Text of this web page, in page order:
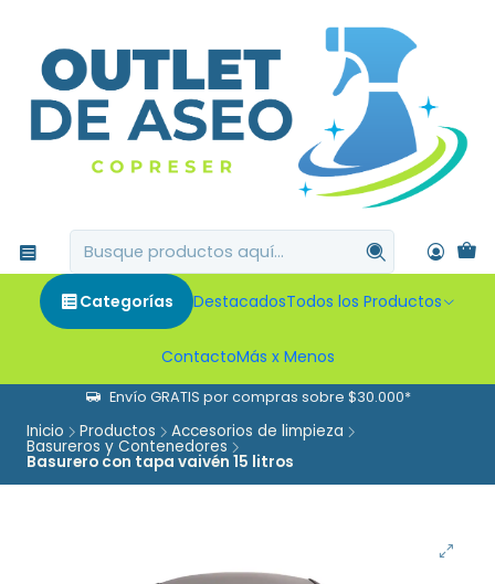
Categorías DestacadosTodos los Productos
ContactoMás x Menos
Envío GRATIS por compras sobre $30.000*
Inicio Productos Accesorios de limpieza
Basureros y Contenedores
Basurero con tapa vaivén 15 litros